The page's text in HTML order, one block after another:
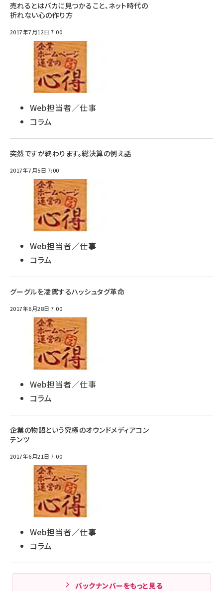
売れるとはバカに見つかること、ネット時代の
折れない心の作り方
2017年7月12日 7:00
Web担当者／仕事
コラム
突然ですが終わります。総決算の例え話
2017年7月5日 7:00
Web担当者／仕事
コラム
グーグルを凌駕するハッシュタグ革命
2017年6月28日 7:00
Web担当者／仕事
コラム
企業の物語という究極のオウンドメディアコン
テンツ
2017年6月21日 7:00
Web担当者／仕事
コラム
バックナンバーをもっと見る